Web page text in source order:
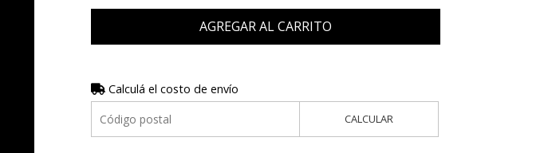
AGREGAR AL CARRITO
Calculá el costo de envío
CALCULAR